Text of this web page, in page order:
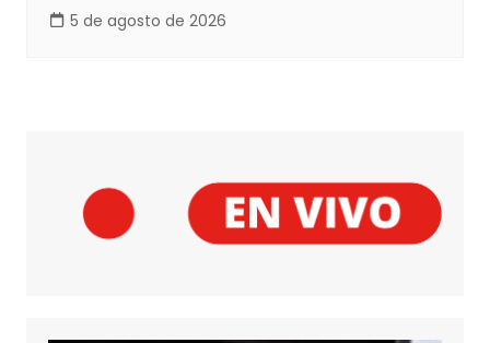
5 de agosto de 2026